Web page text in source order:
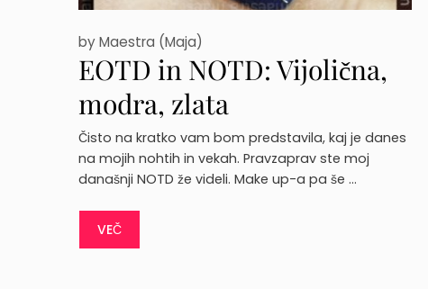
EOTD in NOTD: Vijolična,
modra, zlata
byMaestra (Maja)
Čisto na kratko vam bom predstavila, kaj je danes
na mojih nohtih in vekah. Pravzaprav ste moj
današnji NOTD že videli. Make up-a pa še …
VEČ